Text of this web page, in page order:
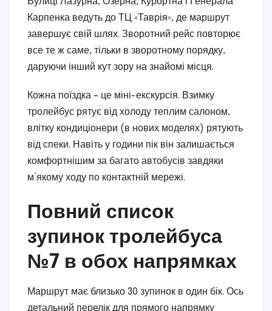
Карпенка ведуть до ТЦ «Таврія», де маршрут
завершує свій шлях. Зворотний рейс повторює
все те ж саме, тільки в зворотному порядку,
даруючи інший кут зору на знайомі місця.
Кожна поїздка – це міні-екскурсія. Взимку
тролейбус рятує від холоду теплим салоном,
влітку кондиціонери (в нових моделях) рятують
від спеки. Навіть у години пік він залишається
комфортнішим за багато автобусів завдяки
м’якому ходу по контактній мережі.
Повний список
зупинок тролейбуса
№7 в обох напрямках
Маршрут має близько 30 зупинок в один бік. Ось
детальний перелік для прямого напрямку